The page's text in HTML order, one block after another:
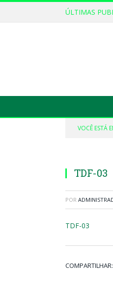
ÚLTIMAS
VOCÊ ESTÁ
TDF-03
POR
TDF-03
COMPARTILHAR: